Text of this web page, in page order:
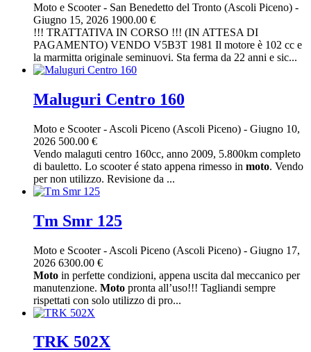
Moto e Scooter- San Benedetto del Tronto (Ascoli Piceno) -
Giugno 15, 2026 1900.00 €
!!! TRATTATIVA IN CORSO !!! (IN ATTESA DI
PAGAMENTO) VENDO V5B3T 1981 Il motore è 102 cc e
la marmitta originale seminuovi. Sta ferma da 22 anni e sic...
Maluguri Centro 160
Moto e Scooter- Ascoli Piceno (Ascoli Piceno) - Giugno 10,
2026 500.00 €
Vendo malaguti centro 160cc, anno 2009, 5.800km completo
di bauletto. Lo scooter é stato appena rimesso in moto. Vendo
per non utilizzo. Revisione da ...
Tm Smr 125
Moto e Scooter- Ascoli Piceno (Ascoli Piceno) - Giugno 17,
2026 6300.00 €
Moto in perfette condizioni, appena uscita dal meccanico per
manutenzione. Moto pronta all’uso!!! Tagliandi sempre
rispettati con solo utilizzo di pro...
TRK 502X